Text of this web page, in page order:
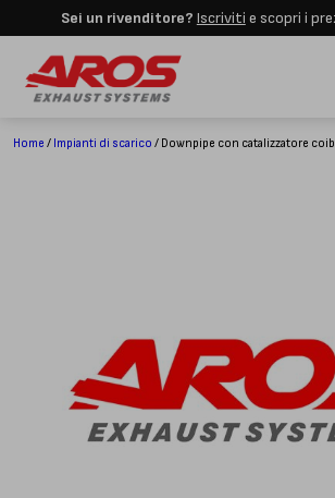
Sei un rivenditore? Iscriviti e scopri i
IMPIANTI DI SCARICO
CUSTOMER SERVICE
+39 348 4420254
Lunedì – Venerdì
8.00 – 18.00
Home / Impianti di scarico / Downpipe con catalizzatore
Aros rimarrà chiusa per le festività dall'8 al 23